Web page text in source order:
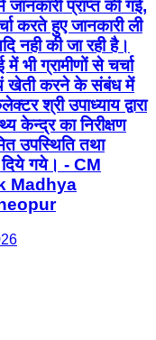
प्राप्त की गई,
करते हुए जानकारी ली
नही की जा रही है।
भी ग्रामीणों से चर्चा
खेती करने के संबंध में
श्री उपाध्याय द्वारा
केन्द्र का निरीक्षण
उपस्थिति तथा
दिये गये। - CM
Madhya